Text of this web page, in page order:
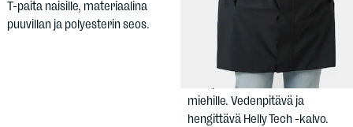
T-paita naisille, materiaalina
puuvillan ja polyesterin seos.
149,90 €
HELLY
HANSEN
Rain Coat
Siisti ja toimiva välikausitakki
miehille. Vedenpitävä ja
hengittävä Helly Tech -kalvo.